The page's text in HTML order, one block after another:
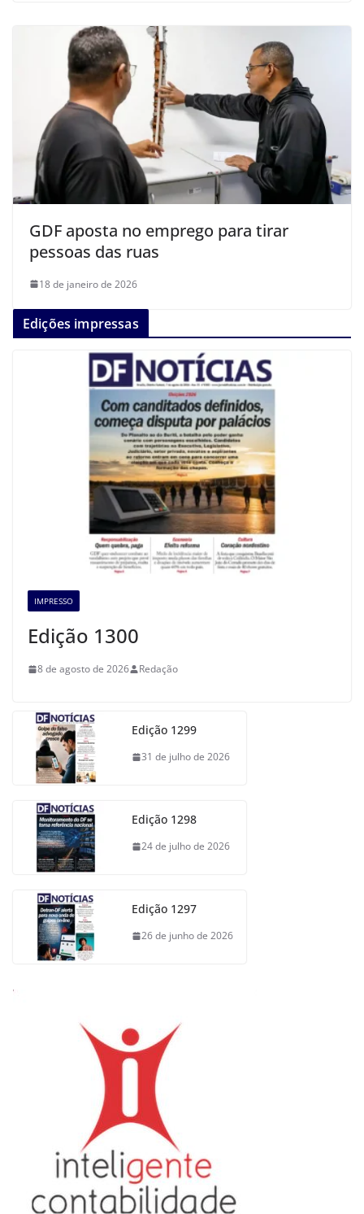
GDF aposta no emprego para tirar
pessoas das ruas
18 de janeiro de 2026
Edições impressas
IMPRESSO
Edição 1300
8 de agosto de 2026 Redação
Edição 1299
31 de julho de 2026
Edição 1298
24 de julho de 2026
Edição 1297
26 de junho de 2026